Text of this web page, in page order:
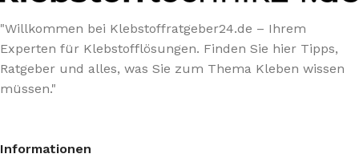
"Willkommen bei Klebstoffratgeber24.de – Ihrem
Experten für Klebstofflösungen. Finden Sie hier Tipps,
Ratgeber und alles, was Sie zum Thema Kleben wissen
müssen."
Informationen